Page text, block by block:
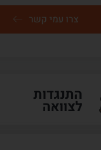
צרו עמי קשר
התנגדות
לצוואה